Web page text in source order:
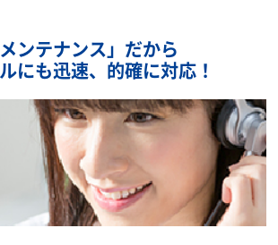
メンテナンス」だから
にも迅速、的確に対応！